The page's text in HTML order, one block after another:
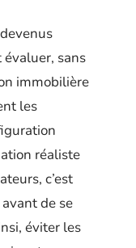
sans
immobilière
les
réaliste
c’est
de se
éviter les